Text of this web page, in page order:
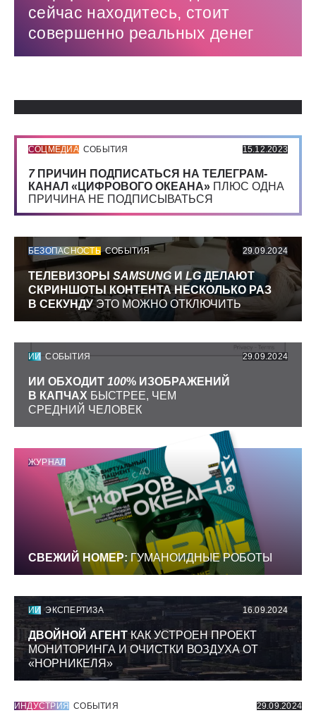
сейчас находитесь, стоит
совершенно реальных денег
СОЦМЕДИА СОБЫТИЯ 15.12.2023
7 ПРИЧИН ПОДПИСАТЬСЯ НА ТЕЛЕГРАМ-
КАНАЛ «ЦИФРОВОГО ОКЕАНА» ПЛЮС ОДНА
ПРИЧИНА НЕ ПОДПИСЫВАТЬСЯ
БЕЗОПАСНОСТЬ СОБЫТИЯ 29.09.2024
ТЕЛЕВИЗОРЫ SAMSUNG И LGДЕЛАЮТ
СКРИНШОТЫ КОНТЕНТА НЕСКОЛЬКО РАЗ
В СЕКУНДУЭТО МОЖНО ОТКЛЮЧИТЬ
ИИ СОБЫТИЯ 29.09.2024
ИИ ОБХОДИТ 100% ИЗОБРАЖЕНИЙ
В КАПЧАХ БЫСТРЕЕ, ЧЕМ
СРЕДНИЙ ЧЕЛОВЕК
ЖУРНАЛ
СВЕЖИЙ НОМЕР: ГУМАНОИДНЫЕ РОБОТЫ
ИИ ЭКСПЕРТИЗА 16.09.2024
ДВОЙНОЙ АГЕНТКАК УСТРОЕН ПРОЕКТ
МОНИТОРИНГА И ОЧИСТКИ ВОЗДУХА ОТ
«НОРНИКЕЛЯ»
ИНДУСТРИЯ СОБЫТИЯ 29.09.2024